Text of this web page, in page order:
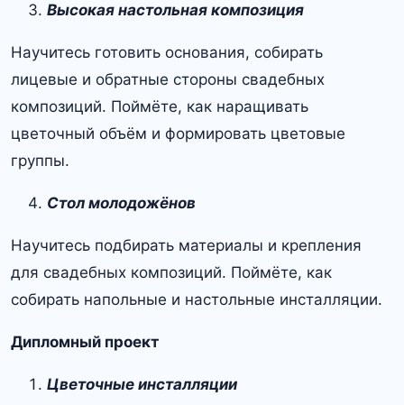
Высокая настольная композиция
Научитесь готовить основания, собирать
лицевые и обратные стороны свадебных
композиций. Поймёте, как наращивать
цветочный объём и формировать цветовые
группы.
Стол молодожёнов
Научитесь подбирать материалы и крепления
для свадебных композиций. Поймёте, как
собирать напольные и настольные инсталляции.
Дипломный проект
Цветочные инсталляции